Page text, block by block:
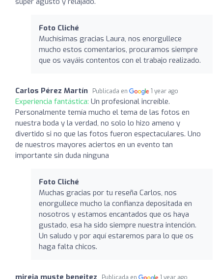
Foto Cliché
Muchísimas gracias Laura, nos enorgullece
mucho estos comentarios, procuramos siempre
que os vayáis contentos con el trabajo realizado.
Carlos Pérez Martín Publicada en 1 year ago
Experiencia fantástica: Un profesional increíble.
Personalmente temía mucho el tema de las fotos en
nuestra boda y la verdad, no solo lo hizo ameno y
divertido si no que las fotos fueron espectaculares. Uno
de nuestros mayores aciertos en un evento tan
importante sin duda ninguna
Foto Cliché
Muchas gracias por tu reseña Carlos, nos
enorgullece mucho la confianza depositada en
nosotros y estamos encantados que os haya
gustado, esa ha sido siempre nuestra intención.
Un saludo y por aquí estaremos para lo que os
haga falta chicos.
mireia muste beneitez Publicada en 1 year ago